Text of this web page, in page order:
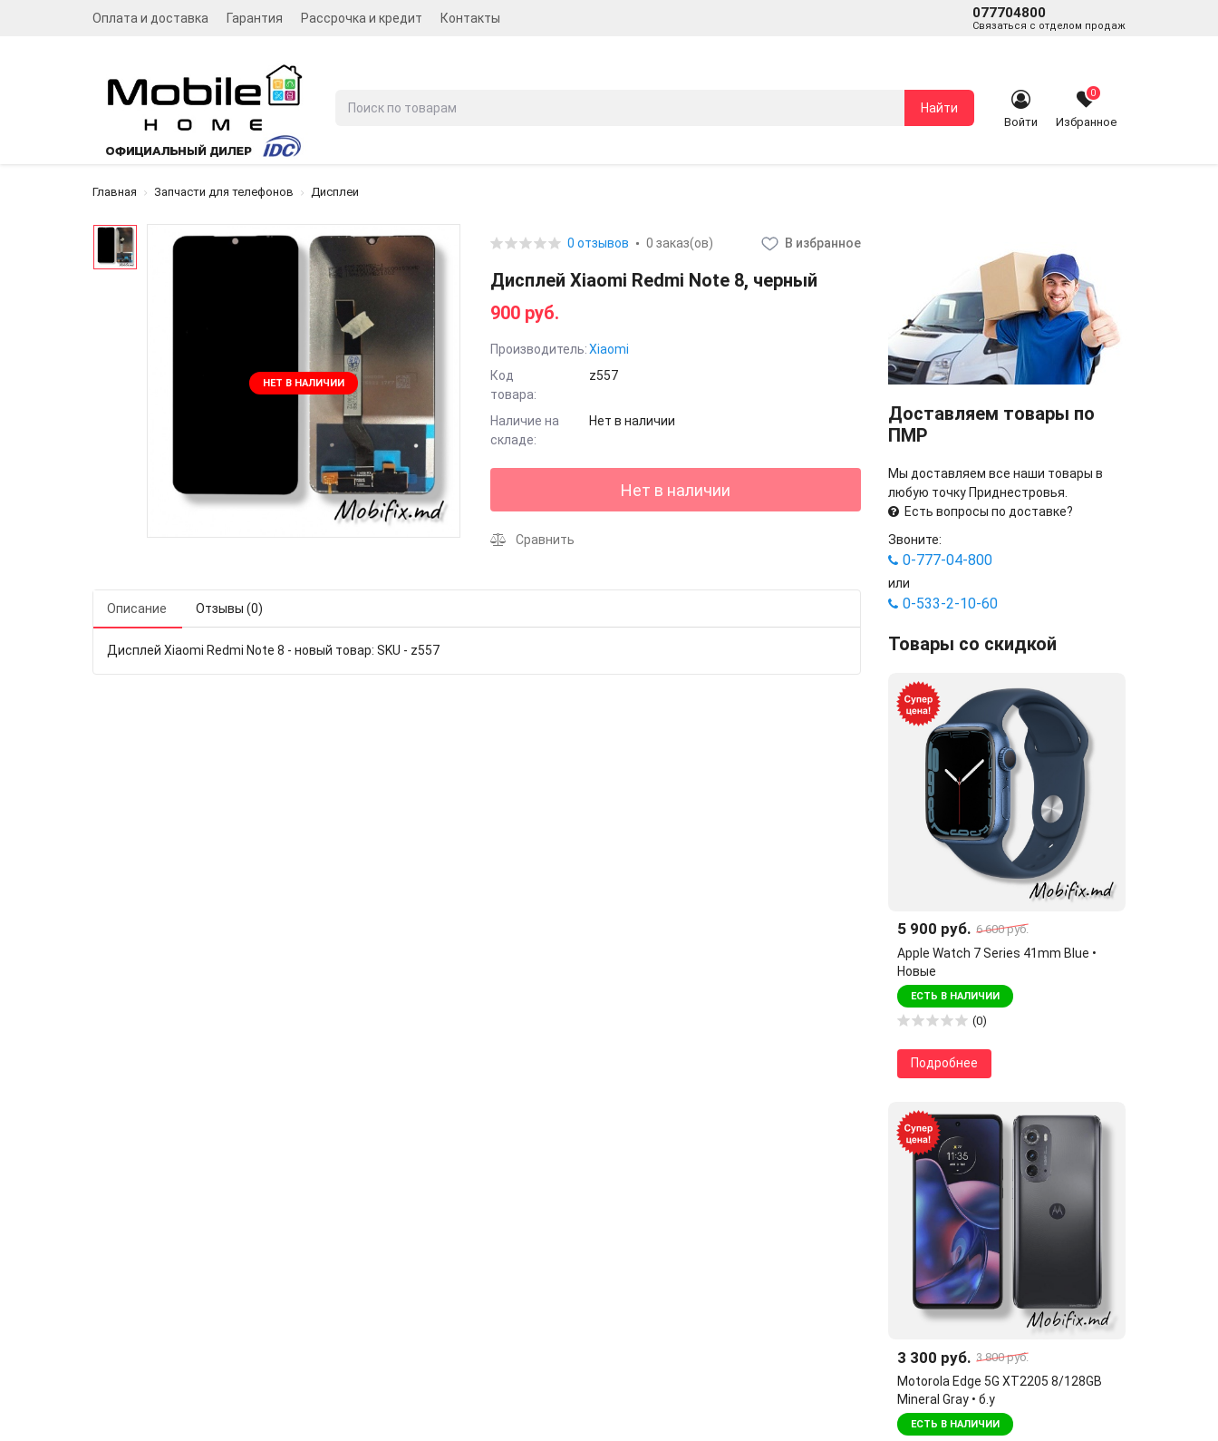
Оплата и доставка Гарантия Рассрочка и кредит Контакты 077704800
Связаться с отделом продаж
Найти
Войти
0
Избранное
Главная Запчасти для телефонов Дисплеи
НЕТ В НАЛИЧИИ
0 отзывов 0 заказ(ов) В избранное
Дисплей Xiaomi Redmi Note 8, черный
900 руб.
Производитель: Xiaomi
Код
товара:
z557
Наличие на
складе:
Нет в наличии
Нет в наличии
Сравнить
Описание Отзывы (0)
Дисплей Xiaomi Redmi Note 8 - новый товар: SKU - z557
Доставляем товары по
ПМР
Мы доставляем все наши товары в
любую точку Приднестровья.
Есть вопросы по доставке?
Звоните:
0-777-04-800
или
0-533-2-10-60
Товары со скидкой
5 900 руб. 6 600 руб.
Apple Watch 7 Series 41mm Blue •
Новые
ЕСТЬ В НАЛИЧИИ
(0)
Подробнее
3 300 руб. 3 800 руб.
Motorola Edge 5G XT2205 8/128GB
Mineral Gray • б.у
ЕСТЬ В НАЛИЧИИ